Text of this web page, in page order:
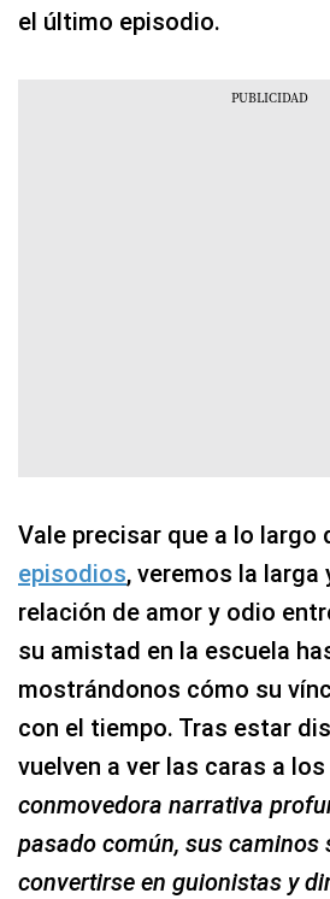
el último episodio.
Vale precisar que a lo largo
episodios, veremos la larga
relación de amor y odio
su amistad en la escuela
mostrándonos cómo su
con el tiempo. Tras estar
vuelven a ver las caras a
conmovedora narrativa
pasado común, sus caminos
convertirse en guionistas y